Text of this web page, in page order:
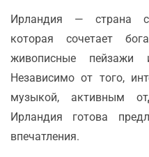
Ирландия — страна с
которая сочетает
живописные пейзажи
Независимо от того,
музыкой, активным
Ирландия готова
впечатления.